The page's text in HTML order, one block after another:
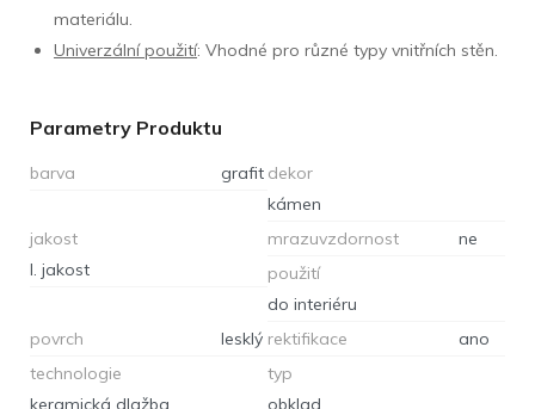
materiálu.
Univerzální použití: Vhodné pro různé typy vnitřních stěn.
Parametry Produktu
barva grafit dekor
kámen
jakost
I. jakost
mrazuvzdornost
ne
použití
do interiéru
povrch
lesklý rektifikace
ano
technologie
keramická dlažba
typ
obklad